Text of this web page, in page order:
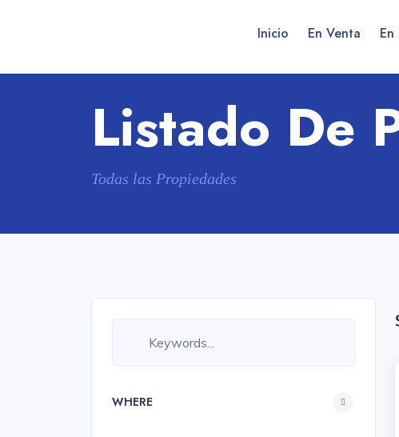
Inicio En Venta En
Listado De
Todas las Propiedades
WHERE